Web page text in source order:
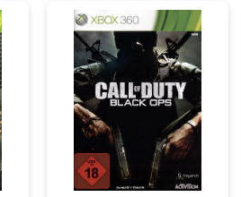
ab 16 Jahren
ab 18 Jahren